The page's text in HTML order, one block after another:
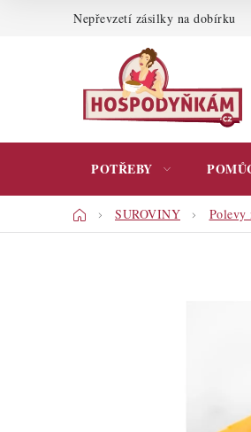
Nepřevzetí zásilky na dobírku
POTŘEBY
DomůSUROVINY Polevy